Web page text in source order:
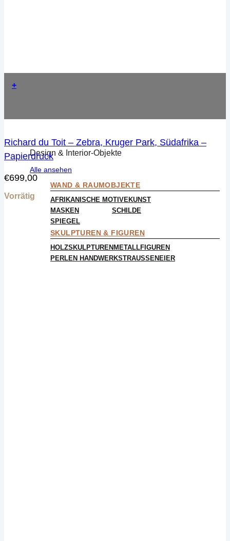
Design & Interior-Objekte
Alle ansehen
WAND & RAUMOBJEKTE
AFRIKANISCHE MOTIVEKUNST
MASKEN
SCHILDE
SPIEGEL
SKULPTUREN & FIGUREN
HOLZSKULPTURENMETALLFIGUREN
PERLEN HANDWERKSTRAUSSENEIER
+
Richard du Toit – Zebra, Kruger Park, Südafrika –
Papierdruck
€699,00
Vorrätig